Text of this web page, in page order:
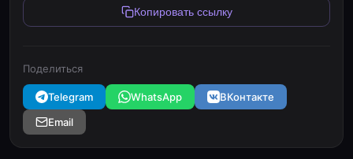
Копировать ссылку
Поделиться
Telegram WhatsApp
ВКонтакте
Email